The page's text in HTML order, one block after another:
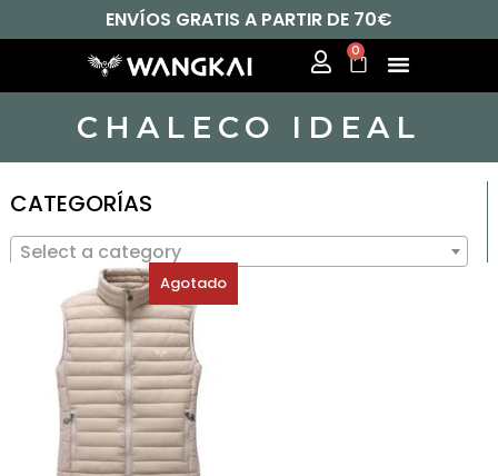
ENVÍOS GRATIS A PARTIR DE 70€
0
CHALECO IDEAL
CATEGORÍAS
Select a category
Agotado